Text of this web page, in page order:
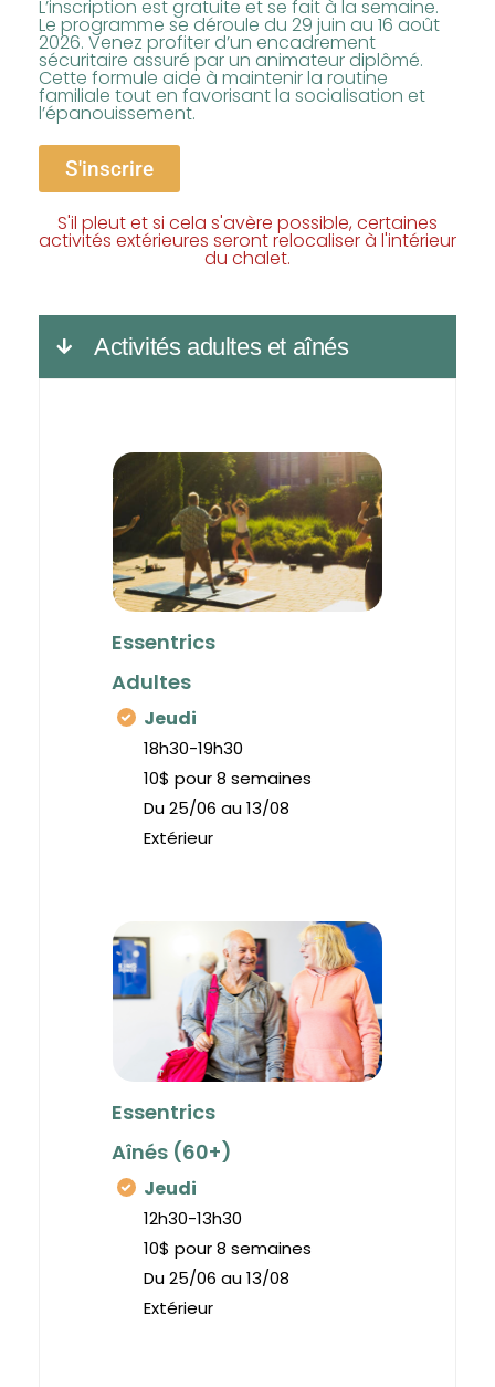
L’inscription est gratuite et se fait à la semaine.
Le programme se déroule du 29 juin au 16 août
2026. Venez profiter d’un encadrement
sécuritaire assuré par un animateur diplômé.
Cette formule aide à maintenir la routine
familiale tout en favorisant la socialisation et
l’épanouissement.
S'inscrire
S'il pleut et si cela s'avère possible, certaines
activités extérieures seront relocaliser à l'intérieur
du chalet.
Activités adultes et aînés
Essentrics
Adultes
Jeudi
18h30-19h30
10$ pour 8 semaines
Du 25/06 au 13/08
Extérieur
Essentrics
Aînés (60+)
Jeudi
12h30-13h30
10$ pour 8 semaines
Du 25/06 au 13/08
Extérieur